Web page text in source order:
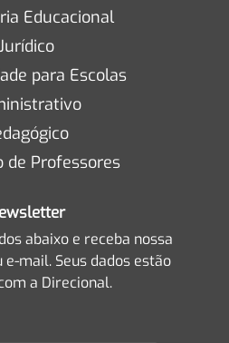
Educacional
para Escolas
de Professores
abaixo e receba nossa
mail. Seus dados estão
a Direcional.